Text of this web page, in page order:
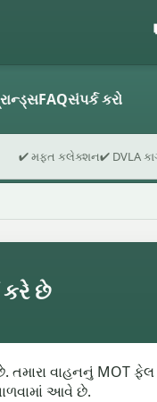
FAQસંપર્ક કરો
✔ મફત કલેક્શન✔ DVLA
કરે છે
તમારા વાહનનું MOT
આવે છે.